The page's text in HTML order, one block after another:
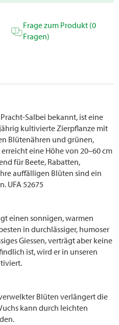
Frage zum Produkt (0
Fragen)
Salbei bekannt, ist eine
kultivierte Zierpflanze mit
Blütenähren und grünen,
eine Höhe von 20–60 cm
für Beete, Rabatten,
auffälligen Blüten sind ein
UFA 52675
einen sonnigen, warmen
in durchlässiger, humoser
Giessen, verträgt aber keine
ist, wird er in unseren
Blüten verlängert die
kann durch leichten